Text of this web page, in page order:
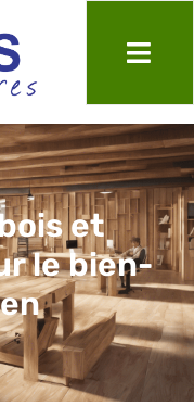
et
le bien-